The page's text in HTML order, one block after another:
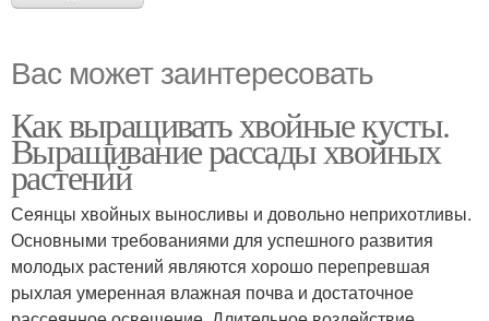
Вас может заинтересовать
Как выращивать хвойные кусты.
Выращивание рассады хвойных
растений
Сеянцы хвойных выносливы и довольно неприхотливы.
Основными требованиями для успешного развития
молодых растений являются хорошо перепревшая
рыхлая умеренная влажная почва и достаточное